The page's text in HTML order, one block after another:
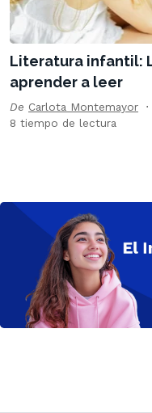
Literatura infantil:
aprender a leer
De Carlota Montemayor
8 tiempo de lectura